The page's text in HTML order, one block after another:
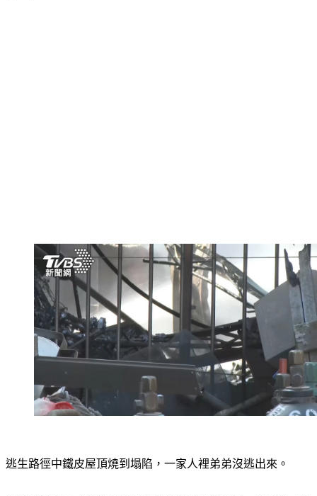
逃生路徑中鐵皮屋頂燒到塌陷，一家人裡弟弟沒逃出來。